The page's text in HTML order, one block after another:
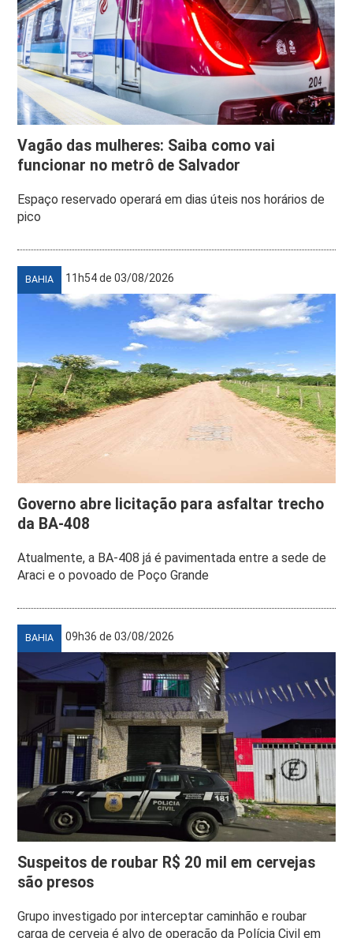
Vagão das mulheres: Saiba como vai
funcionar no metrô de Salvador
Espaço reservado operará em dias úteis nos horários de
pico
BAHIA 11h54 de 03/08/2026
Governo abre licitação para asfaltar trecho
da BA-408
Atualmente, a BA-408 já é pavimentada entre a sede de
Araci e o povoado de Poço Grande
BAHIA 09h36 de 03/08/2026
Suspeitos de roubar R$ 20 mil em cervejas
são presos
Grupo investigado por interceptar caminhão e roubar
carga de cerveja é alvo de operação da Polícia Civil em